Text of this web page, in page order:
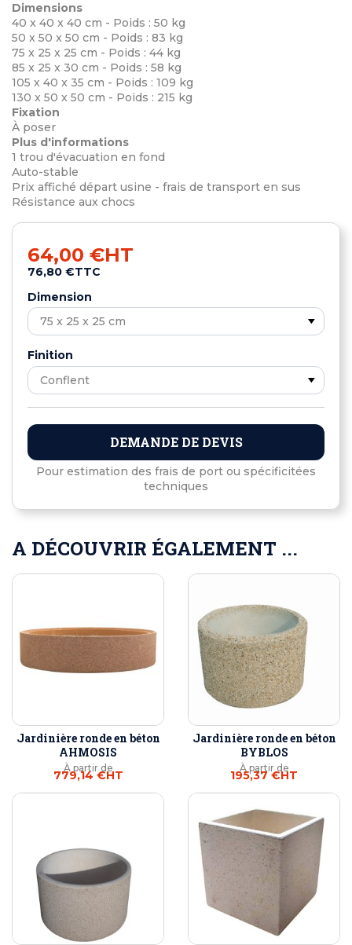
Dimensions
40 x 40 x 40 cm - Poids : 50 kg
50 x 50 x 50 cm - Poids : 83 kg
75 x 25 x 25 cm - Poids : 44 kg
85 x 25 x 30 cm - Poids : 58 kg
105 x 40 x 35 cm - Poids : 109 kg
130 x 50 x 50 cm - Poids : 215 kg
Fixation
À poser
Plus d'informations
1 trou d'évacuation en fond
Auto-stable
Prix affiché départ usine - frais de transport en sus
Résistance aux chocs
64,00 €HT
76,80 €TTC
Dimension
Finition
DEMANDE DE DEVIS
Pour estimation des frais de port ou spécificitées
techniques
A DÉCOUVRIR ÉGALEMENT ...
Jardinière ronde en béton
AHMOSIS
À partir de
779,14 €HT
Jardinière ronde en béton
BYBLOS
À partir de
195,37 €HT